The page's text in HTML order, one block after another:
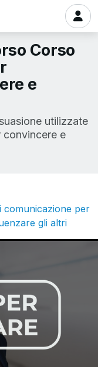
Corso
e
utilizzate
convincere e
comunicazione per
gli altri